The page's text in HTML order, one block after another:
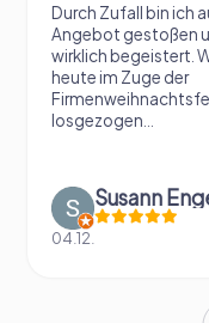
Durch Zufall bin ich
Angebot gestoßen
wirklich begeistert.
heute im Zuge der
losgezogen...
Susann
04.12.